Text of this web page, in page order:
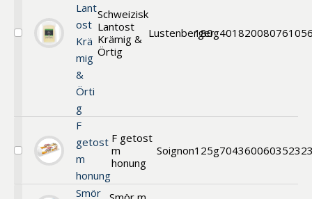
Välj
Lant
ost
Krä
mig
&
Örti
g
Schweizisk
Lantost
Krämig &
Örtig
Lustenberger
180g40182008
Välj
F
getost
m
honung
F getost
m
honung
Soignon125g70436006
Smör